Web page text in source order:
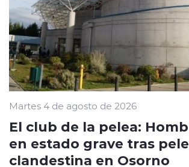
Martes 4 de agosto de 2026
El club de la pelea:
en estado grave tras
clandestina en Osorno